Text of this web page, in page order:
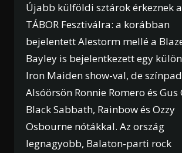
Újabb külföldi sztárok érkeznek
TÁBOR Fesztiválra: a korábban
bejelentett Alestorm mellé a
Bayley is bejelentkezett egy
Iron Maiden show-val, de
Alsóörsön Ronnie Romero és Gus
Black Sabbath, Rainbow és Ozzy
Osbourne nótákkal. Az ország
legnagyobb, Balaton-parti rock